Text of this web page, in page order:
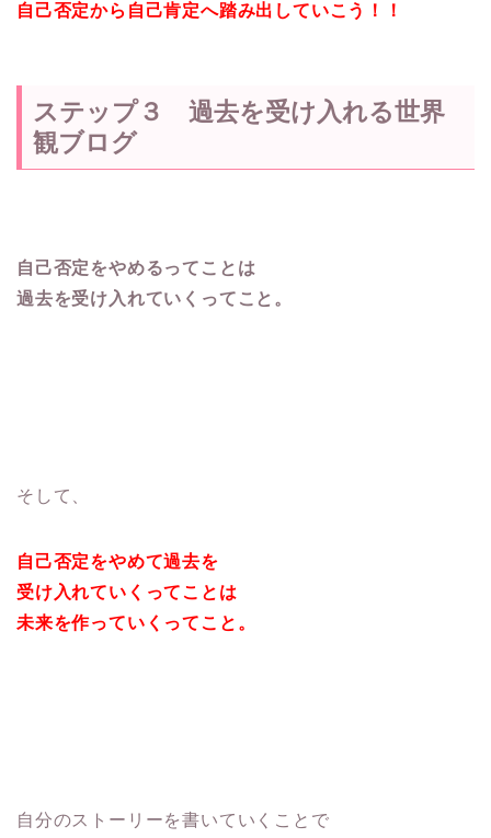
自己否定から自己肯定へ踏み出していこう！！
ステップ３ 過去を受け入れる世界
観ブログ
自己否定をやめるってことは
過去を受け入れていくってこと。
そして、
自己否定をやめて過去を
受け入れていくってことは
未来を作っていくってこと。
自分のストーリーを書いていくことで